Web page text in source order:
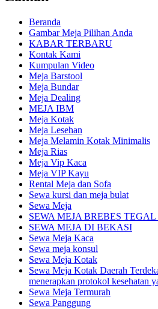
Beranda
Gambar Meja Pilihan Anda
KABAR TERBARU
Kontak Kami
Kumpulan Video
Meja Barstool
Meja Bundar
Meja Dealing
MEJA IBM
Meja Kotak
Meja Lesehan
Meja Melamin Kotak Minimalis
Meja Rias
Meja Vip Kaca
Meja VIP Kayu
Rental Meja dan Sofa
Sewa kursi dan meja bulat
Sewa Meja
SEWA MEJA BREBES
SEWA MEJA DI BEKASI
Sewa Meja Kaca
Sewa meja konsul
Sewa Meja Kotak
Sewa Meja Kotak Daerah
menerapkan protokol kesehatan
Sewa Meja Termurah
Sewa Panggung